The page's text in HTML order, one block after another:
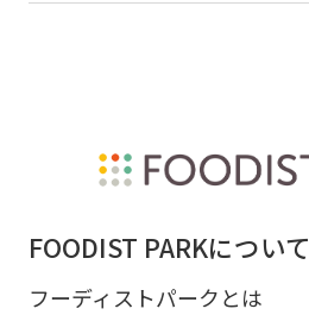
FOODIST PARKについて
フーディストパークとは